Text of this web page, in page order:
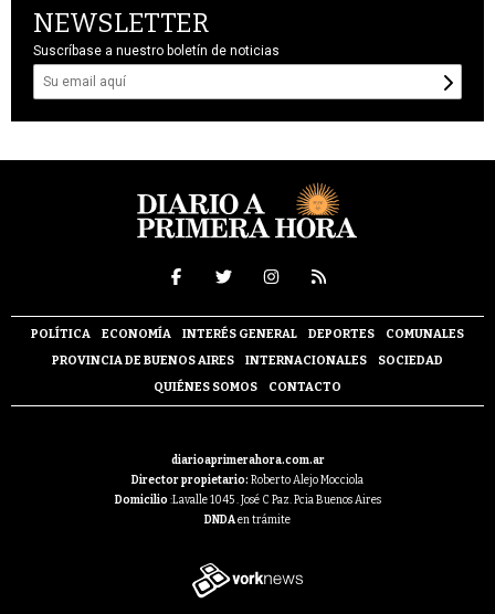
NEWSLETTER
Suscríbase a nuestro boletín de noticias
POLÍTICA ECONOMÍA INTERÉS GENERAL DEPORTES
COMUNALES
PROVINCIA DE BUENOS AIRES
INTERNACIONALES
SOCIEDAD
QUIÉNES SOMOS
CONTACTO
diarioaprimerahora.com.ar
Director propietario: Roberto Alejo Mocciola
Domicilio :Lavalle 1045 . José C Paz. Pcia Buenos Aires
DNDAen trámite